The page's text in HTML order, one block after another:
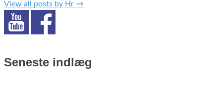
View all posts by Hr →
Seneste indlæg